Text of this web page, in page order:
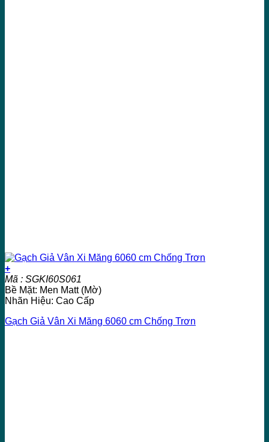
+
Mã : SGKI60S061
Bề Mặt: Men Matt (Mờ)
Nhãn Hiệu: Cao Cấp
Gạch Giả Vân Xi Măng 6060 cm Chống Trơn